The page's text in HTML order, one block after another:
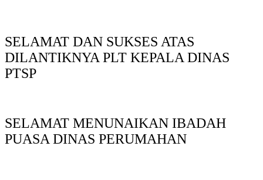
SELAMAT DAN SUKSES ATAS
DILANTIKNYA PLT KEPALA DINAS
PTSP
SELAMAT MENUNAIKAN IBADAH
PUASA DINAS PERUMAHAN